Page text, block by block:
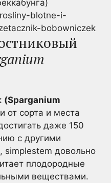
blotne-i-
bobowniczek
(Sparganium
от сорта и места
даже 150
с другими
simplestem довольно
плодородные
веществами.